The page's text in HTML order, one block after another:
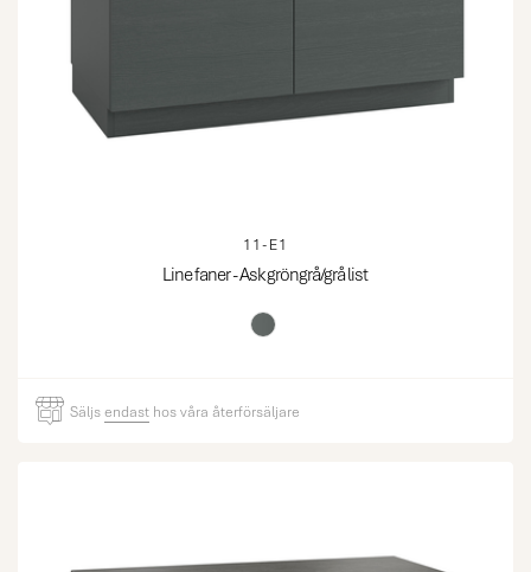
11-E1
Line faner - Ask gröngrå/grå list
Säljsendast hos våra återförsäljare